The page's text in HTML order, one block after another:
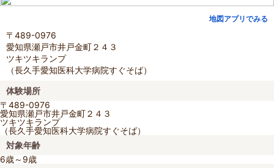
地図アプリでみる
〒489-0976
愛知県瀬戸市井戸金町２４３
ツキツキランプ
（長久手愛知医科大学病院すぐそば）
体験場所
〒489-0976
愛知県瀬戸市井戸金町２４３
ツキツキランプ
（長久手愛知医科大学病院すぐそば）
対象年齢
6歳～9歳